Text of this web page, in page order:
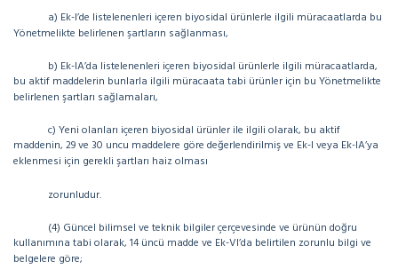
a) Ek-I’de listelenenleri içeren biyosidal ürünlerle ilgili müracaatlarda bu
Yönetmelikte belirlenen şartların sağlanması,
b) Ek-IA’da listelenenleri içeren biyosidal ürünlerle ilgili müracaatlarda,
bu aktif maddelerin bunlarla ilgili müracaata tabi ürünler için bu Yönetmelikte
belirlenen şartları sağlamaları,
c) Yeni olanları içeren biyosidal ürünler ile ilgili olarak, bu aktif
maddenin, 29 ve 30 uncu maddelere göre değerlendirilmiş ve Ek-I veya Ek-IA’ya
eklenmesi için gerekli şartları haiz olması
zorunludur.
(4) Güncel bilimsel ve teknik bilgiler çerçevesinde ve ürünün doğru
kullanımına tabi olarak, 14 üncü madde ve Ek-VI’da belirtilen zorunlu bilgi ve
belgelere göre;